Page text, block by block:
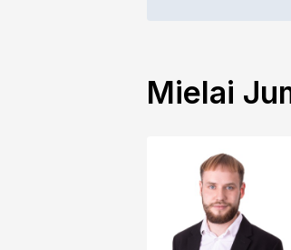
Mielai